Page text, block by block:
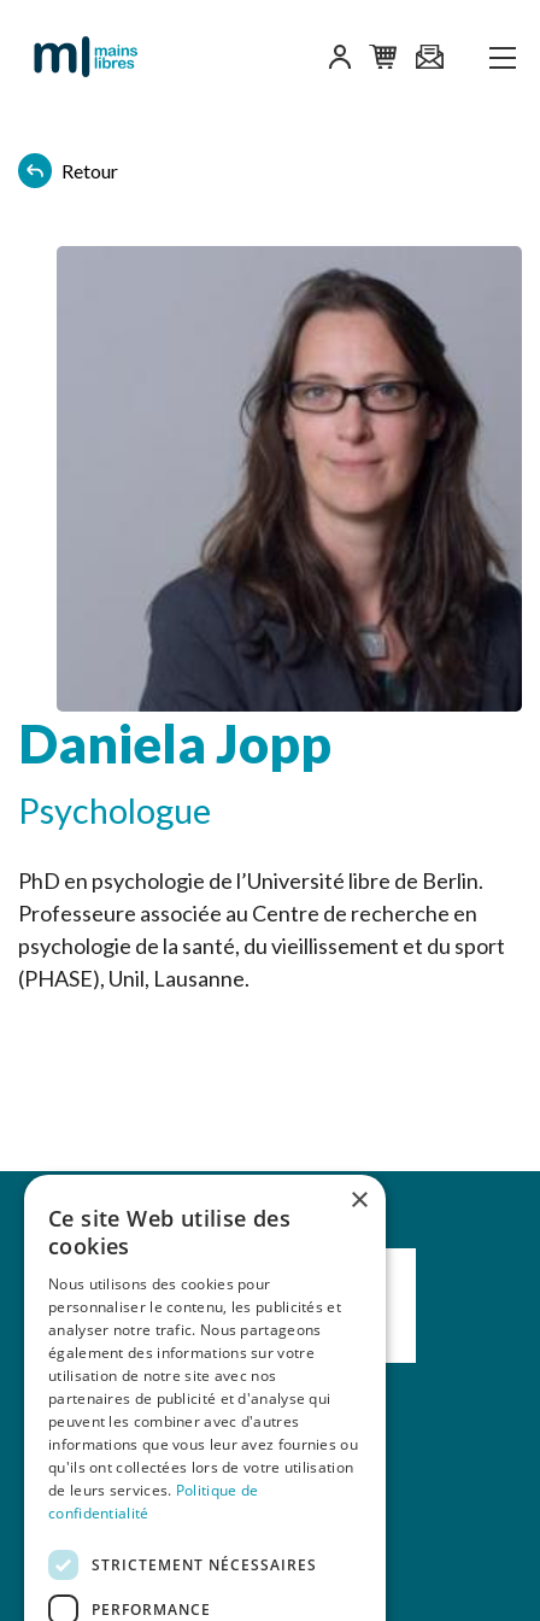
Retour
Daniela Jopp
Psychologue
PhD en psychologie de l’Université libre de Berlin.
Professeure associée au Centre de recherche en
psychologie de la santé, du vieillissement et du sport
(PHASE), Unil, Lausanne.
Nos formations
La revue Mains Libres
×
Ce site Web utilise des
cookies
Nous utilisons des cookies pour
personnaliser le contenu, les publicités et
analyser notre trafic. Nous partageons
également des informations sur votre
utilisation de notre site avec nos
partenaires de publicité et d'analyse qui
peuvent les combiner avec d'autres
informations que vous leur avez fournies ou
qu'ils ont collectées lors de votre utilisation
de leurs services. Politique de
confidentialité
STRICTEMENT NÉCESSAIRES
PERFORMANCE